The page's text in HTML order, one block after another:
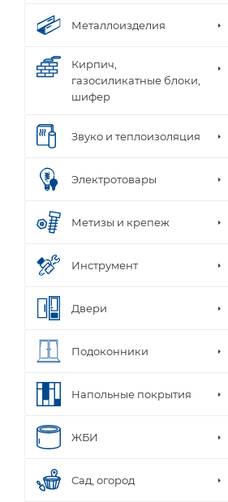
Металлоизделия
Кирпич,
газосиликатные блоки,
шифер
Звуко и теплоизоляция
Электротовары
Метизы и крепеж
Инструмент
Двери
Подоконники
Напольные покрытия
ЖБИ
Сад, огород